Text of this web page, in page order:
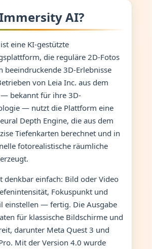
AI?
eine KI-gestützte
die reguläre 2D-Fotos
beeindruckende 3D-Erlebnisse
von Leia Inc. aus dem
— bekannt für ihre 3D-
— nutzt die Plattform eine
Depth Engine, die aus dem
Tiefenkarten berechnet und in
fotorealistische räumliche
denkbar einfach: Bild oder Video
Fokuspunkt und
einstellen — fertig. Die Ausgabe
für klassische Bildschirme und
darunter Meta Quest 3 und
Mit der Version 4.0 wurde